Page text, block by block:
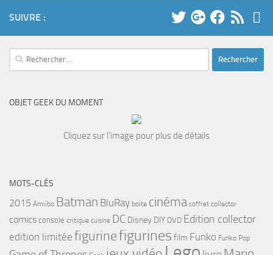
SUIVRE :
Rechercher :
OBJET GEEK DU MOMENT
Cliquez sur l'image pour plus de détails
MOTS-CLÉS
2015 Amiibo Batman BluRay boite cinéma coffret collector
comics console critique cuisine DC Disney DIY DVD Edition collector
edition limitée figurinefigurines film Funko Funko Pop